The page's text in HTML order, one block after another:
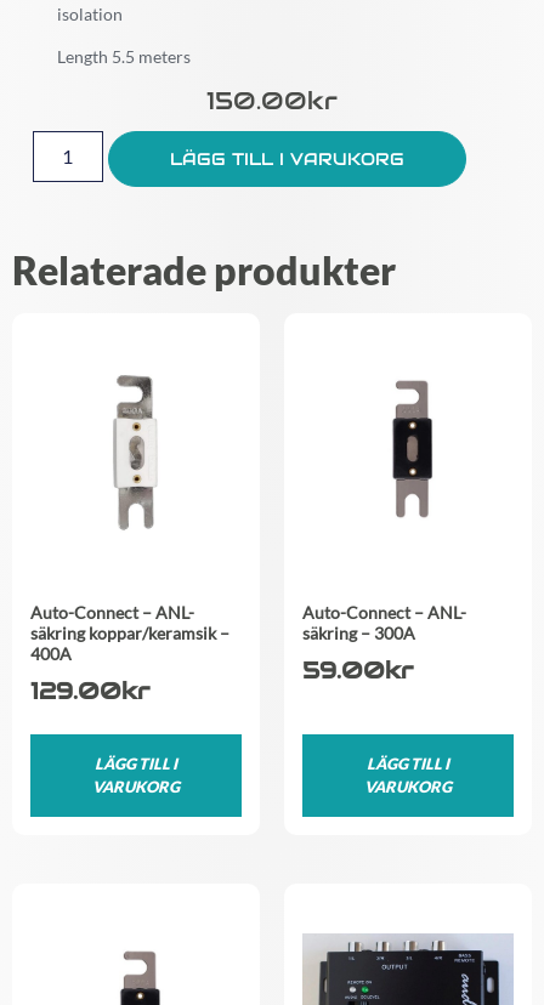
isolation
Length 5.5 meters
150.00Kr
LÄGG TILL I VARUKORG
Relaterade produkter
Auto-Connect – ANL-
säkring koppar/keramsik –
400A
129.00kr
LÄGG TILL I
VARUKORG
Auto-Connect – ANL-
säkring – 300A
59.00kr
LÄGG TILL I
VARUKORG